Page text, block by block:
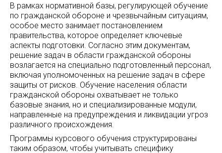
В рамках нормативной базы, регулирующей обучение
по гражданской обороне и чрезвычайным ситуациям,
особое место занимает постановлением
правительства, которое определяет ключевые
аспекты подготовки. Согласно этим документам,
решение задач в области гражданской обороны
возлагается на специально подготовленный персонал,
включая уполномоченных на решение задач в сфере
защиты от рисков. Обучение населения области
гражданской обороны охватывает не только
базовые знания, но и специализированные модули,
направленные на предупреждения и ликвидации угроз
различного происхождения.
Программы курсового обучения структурированы
таким образом, чтобы учитывать специфику